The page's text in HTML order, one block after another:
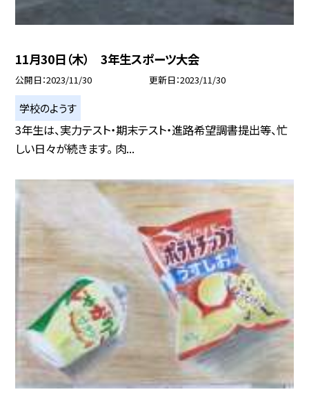
11月30日（木） 3年生スポーツ大会
公開日 2023/11/30 更新日 2023/11/30
学校のようす
3年生は、実力テスト・期末テスト・進路希望調書提出等、忙
しい日々が続きます。 肉...